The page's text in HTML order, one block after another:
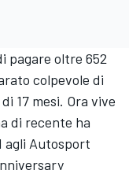
pagare oltre 652
colpevole di
17 mesi. Ora vive
di recente ha
agli Autosport